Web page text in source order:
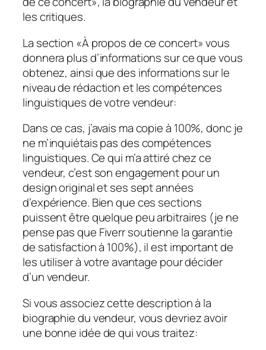
les critiques.
La section «À propos de ce concert» vous
donnera plus d’informations sur ce que vous
obtenez, ainsi que des informations sur le
niveau de rédaction et les compétences
linguistiques de votre vendeur:
Dans ce cas, j’avais ma copie à 100%, donc je
ne m’inquiétais pas des compétences
linguistiques. Ce qui m’a attiré chez ce
vendeur, c’est son engagement pour un
design original et ses sept années
d’expérience. Bien que ces sections
puissent être quelque peu arbitraires (je ne
pense pas que Fiverr soutienne la garantie
de satisfaction à 100%), il est important de
les utiliser à votre avantage pour décider
d’un vendeur.
Si vous associez cette description à la
biographie du vendeur, vous devriez avoir
une bonne idée de qui vous traitez: